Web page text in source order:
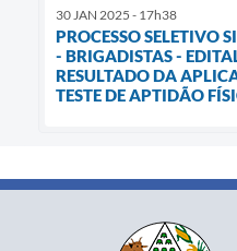
30 JAN 2025 - 17h38
PROCESSO SELETIVO
- BRIGADISTAS -
RESULTADO DA
TESTE DE APTIDÃO